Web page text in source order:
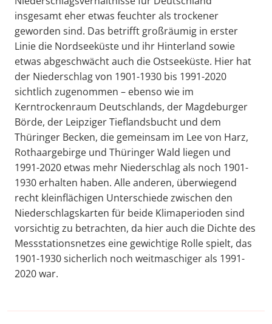
insgesamt eher etwas feuchter als trockener
geworden sind. Das betrifft großräumig in erster
Linie die Nordseeküste und ihr Hinterland sowie
etwas abgeschwächt auch die Ostseeküste. Hier hat
der Niederschlag von 1901-1930 bis 1991-2020
sichtlich zugenommen – ebenso wie im
Kerntrockenraum Deutschlands, der Magdeburger
Börde, der Leipziger Tieflandsbucht und dem
Thüringer Becken, die gemeinsam im Lee von Harz,
Rothaargebirge und Thüringer Wald liegen und
1991-2020 etwas mehr Niederschlag als noch 1901-
1930 erhalten haben. Alle anderen, überwiegend
recht kleinflächigen Unterschiede zwischen den
Niederschlagskarten für beide Klimaperioden sind
vorsichtig zu betrachten, da hier auch die Dichte des
Messstationsnetzes eine gewichtige Rolle spielt, das
1901-1930 sicherlich noch weitmaschiger als 1991-
2020 war.